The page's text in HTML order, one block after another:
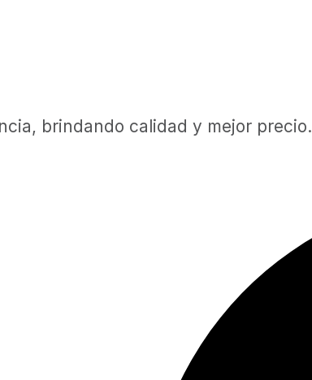
brindando calidad y mejor precio.